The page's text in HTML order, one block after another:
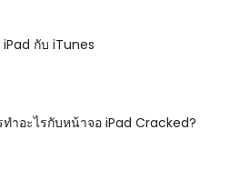
กับ iTunes
ำอะไรกับหน้าจอ iPad Cracked?